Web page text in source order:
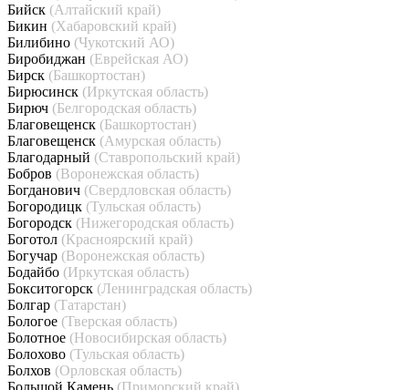
Бийск (Алтайский край)
Бикин (Хабаровский край)
Билибино (Чукотский АО)
Биробиджан (Еврейская АО)
Бирск (Башкортостан)
Бирюсинск (Иркутская область)
Бирюч (Белгородская область)
Благовещенск (Башкортостан)
Благовещенск (Амурская область)
Благодарный (Ставропольский край)
Бобров (Воронежская область)
Богданович (Свердловская область)
Богородицк (Тульская область)
Богородск (Нижегородская область)
Боготол (Красноярский край)
Богучар (Воронежская область)
Бодайбо (Иркутская область)
Бокситогорск (Ленинградская область)
Болгар (Татарстан)
Бологое (Тверская область)
Болотное (Новосибирская область)
Болохово (Тульская область)
Болхов (Орловская область)